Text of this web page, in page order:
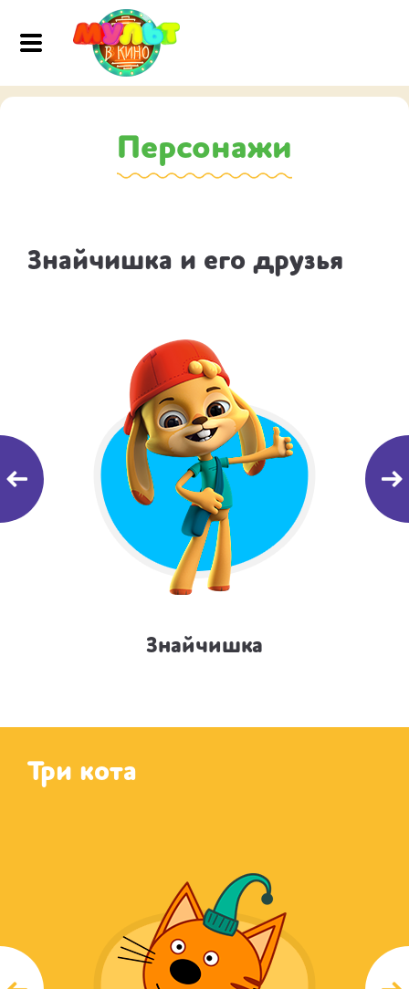
Персонажи
Знайчишка и его друзья
Знайчишка
Три кота